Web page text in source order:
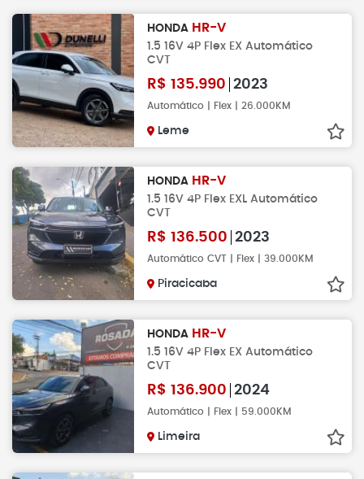
HONDA HR-V
1.5 16V 4P Flex EX Automático
CVT
R$ 135.990 2023
Automático | Flex | 26.000KM
Leme
HONDA HR-V
1.5 16V 4P Flex EXL Automático
CVT
R$ 136.500 2023
Automático CVT | Flex | 39.000KM
Piracicaba
HONDA HR-V
1.5 16V 4P Flex EX Automático
CVT
R$ 136.900 2024
Automático | Flex | 59.000KM
Limeira